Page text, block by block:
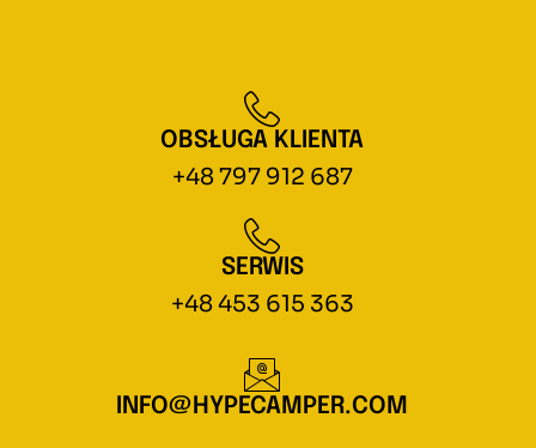
OBSŁUGA KLIENTA
+48 797 912 687
SERWIS
+48 453 615 363
INFO@HYPECAMPER.COM